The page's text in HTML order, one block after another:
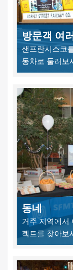
방문객 여
샌프란시스코
동차로 둘러보
동네
거주 지역에서
젝트를 찾아보